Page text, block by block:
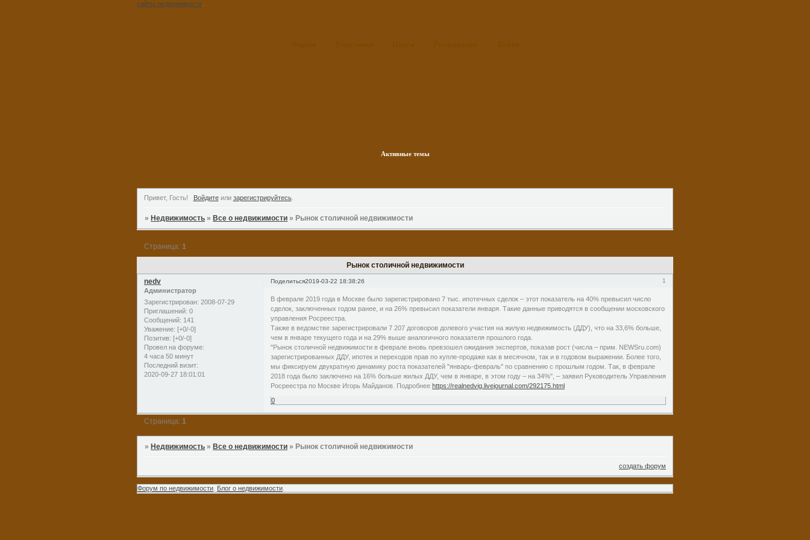
сайты недвижимости
Активные темы
Привет, Гость! Войдитеили зарегистрируйтесь.
»Недвижимость »Все о недвижимости »Рынок столичной недвижимости
Рынок столичной недвижимости
Страница: 1
Поделиться 1
2019-03-22 18:38:26
nedv
Администратор
Зарегистрирован: 2008-07-29
Приглашений: 0
Сообщений: 141
Уважение: [+0/-0]
Позитив: [+0/-0]
Провел на форуме:
4 часа 50 минут
Последний визит:
2020-09-27 18:01:01
В феврале 2019 года в Москве было зарегистрировано 7 тыс. ипотечных сделок – этот показатель на 40% превысил число
сделок, заключенных годом ранее, и на 26% превысил показатели января. Такие данные приводятся в сообщении московского
управления Росреестра.
Также в ведомстве зарегистрировали 7 207 договоров долевого участия на жилую недвижимость (ДДУ), что на 33,6% больше,
чем в январе текущего года и на 29% выше аналогичного показателя прошлого года.
"Рынок столичной недвижимости в феврале вновь превзошел ожидания экспертов, показав рост (числа – прим. NEWSru.com)
зарегистрированных ДДУ, ипотек и переходов прав по купле-продаже как в месячном, так и в годовом выражении. Более того,
мы фиксируем двукратную динамику роста показателей "январь-февраль" по сравнению с прошлым годом. Так, в феврале
2018 года было заключено на 16% больше жилых ДДУ, чем в январе, в этом году – на 34%", – заявил Руководитель Управления
Росреестра по Москве Игорь Майданов. Подробнееhttps://realnedvig.livejournal.com/292175.html
0
Страница:1
» Недвижимость » Все о недвижимости » Рынок столичной недвижимости
создать форум
Форум по недвижимости Блог о недвижимости